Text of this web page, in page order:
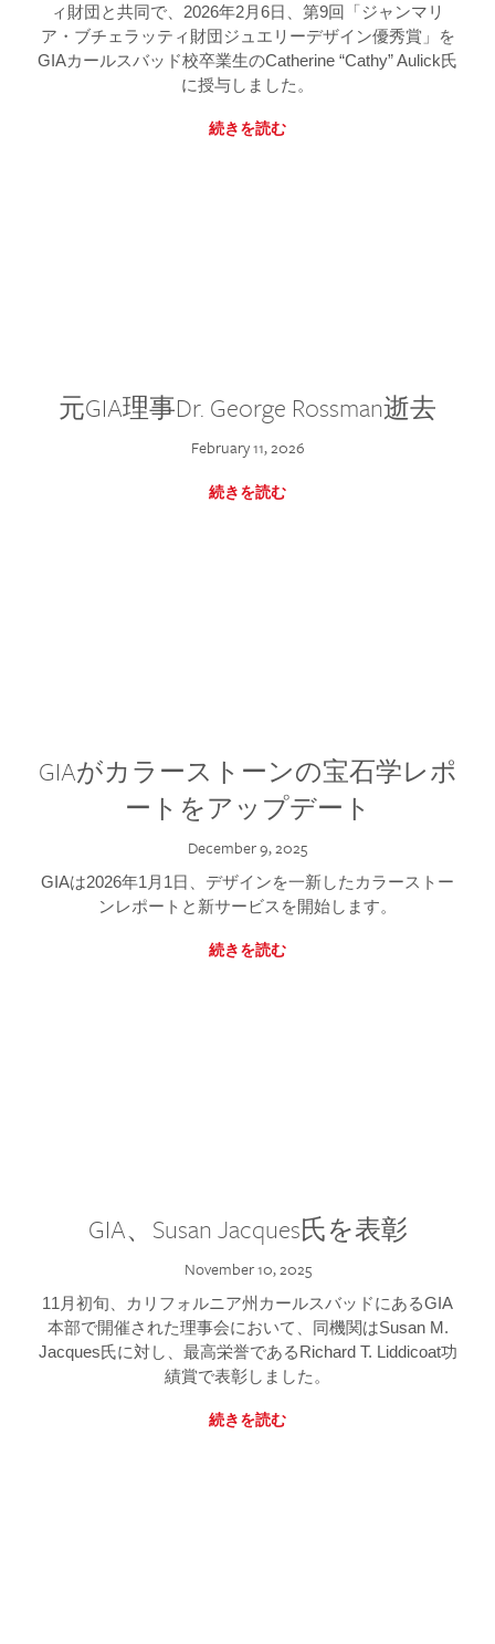
ィ財団と共同で、2026年2月6日、第9回「ジャンマリ
ア・ブチェラッティ財団ジュエリーデザイン優秀賞」を
GIAカールスバッド校卒業生のCatherine “Cathy” Aulick氏
に授与しました。
続きを読む
元GIA理事Dr. George Rossman逝去
February 11, 2026
続きを読む
GIAがカラーストーンの宝石学レポ
ートをアップデート
December 9, 2025
GIAは2026年1月1日、デザインを一新したカラーストー
ンレポートと新サービスを開始します。
続きを読む
GIA、Susan Jacques氏を表彰
November 10, 2025
11月初旬、カリフォルニア州カールスバッドにあるGIA
本部で開催された理事会において、同機関はSusan M.
Jacques氏に対し、最高栄誉であるRichard T. Liddicoat功
績賞で表彰しました。
続きを読む